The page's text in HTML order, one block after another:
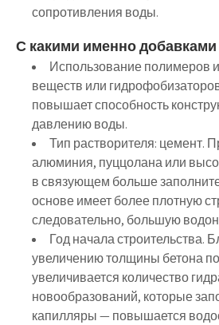
сопротивления воды.
С какими именно добавками
Использование полимеров
веществ или
повышает способность
давлению воды.
Тип растворителя: цемент.
алюминия, пуццолана или
в связующем больше
основе имеет более плотную
следовательно, большую
Год начала строительства.
увеличению толщины бетона
увеличивается количество
новообразований, которые
капилляры — повышается